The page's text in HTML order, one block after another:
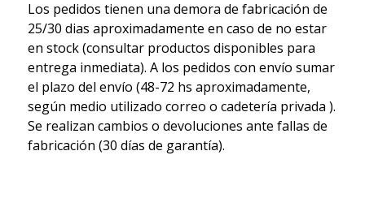
Los pedidos tienen una demora de fabricación de
25/30 dias aproximadamente en caso de no estar
en stock (consultar productos disponibles para
entrega inmediata). A los pedidos con envío sumar
el plazo del envío (48-72 hs aproximadamente,
según medio utilizado correo o cadetería privada ).
Se realizan cambios o devoluciones ante fallas de
fabricación (30 días de garantía).